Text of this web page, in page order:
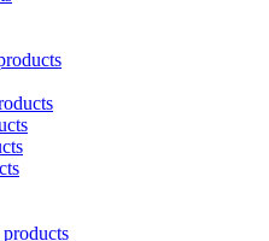
products